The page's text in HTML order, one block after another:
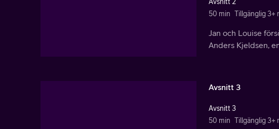
50 min Tillgänglig 3+
Jan och Louise
Anders Kjeldsen,
Avsnitt 3
Avsnitt 3
50 min Tillgänglig 3+